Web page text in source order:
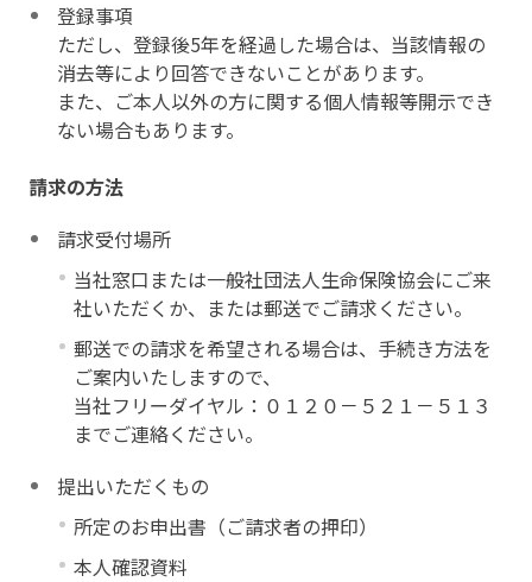
登録事項
ただし、登録後5年を経過した場合は、当該情報の
消去等により回答できないことがあります。
また、ご本人以外の方に関する個人情報等開示でき
ない場合もあります。
請求の方法
請求受付場所
当社窓口または一般社団法人生命保険協会にご来
社いただくか、または郵送でご請求ください。
郵送での請求を希望される場合は、手続き方法を
ご案内いたしますので、
当社フリーダイヤル：０１２０－５２１－５１３
までご連絡ください。
提出いただくもの
所定のお申出書（ご請求者の押印）
本人確認資料